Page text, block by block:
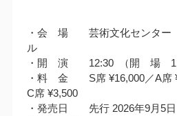
・会 場 芸術文化センター
ル
・開 演 12:30 （開 場
・料 金 S席 ¥16,000／A席
C席 ¥3,500
・発売日 先行 2026年9月5